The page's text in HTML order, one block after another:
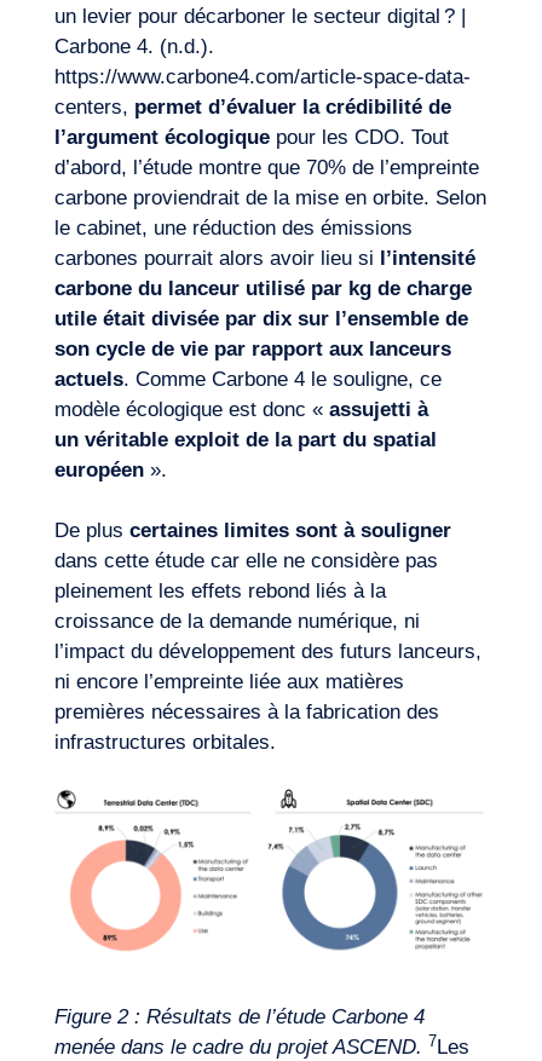
un levier pour décarbonerle secteur digital ? |
Carbone 4. (n.d.).
https://www.carbone4.com/article-space-data-
centers, permet d’évaluer la crédibilité de
l’argumentécologique pour les CDO. Tout
d’abord, l’étude montre que 70% de l’empreinte
carbone proviendrait de la mise en orbite. Selon
le cabinet, une réduction des émissions
carbones pourrait alors avoir lieu si l’intensité
carbone du lanceur utilisé par kg de charge
utile étaitdivisée par dix sur l’ensemble de
son cycle de vie par rapport aux lanceurs
actuels. Comme Carbone 4 le souligne, ce
modèle écologique est donc « assujetti à
un véritable exploit de la part du spatial
européen ».
De plus certaines limites sont à souligner
dans cette étude car elle ne considère pas
pleinement les effets rebond liés à la
croissance de la demande numérique, ni
l’impact du développement des futurs lanceurs,
ni encore l’empreinte liée aux matières
premières nécessaires à la fabrication des
infrastructures orbitales.
Figure 2: Résultats de l’étude Carbone 4
menée dans le cadre du projet ASCEND. 7 Les